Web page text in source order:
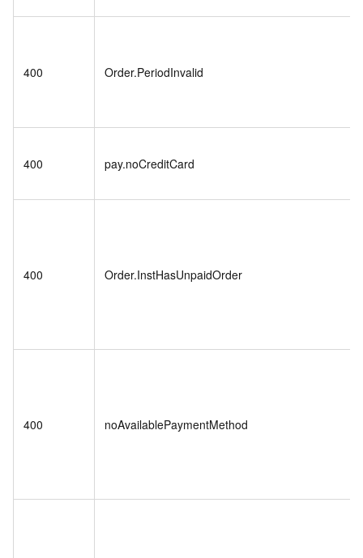
400 Order.PeriodInvalid
400 pay.noCreditCard
400 Order.InstHasUnpaidOrder
400 noAvailablePaymentMethod